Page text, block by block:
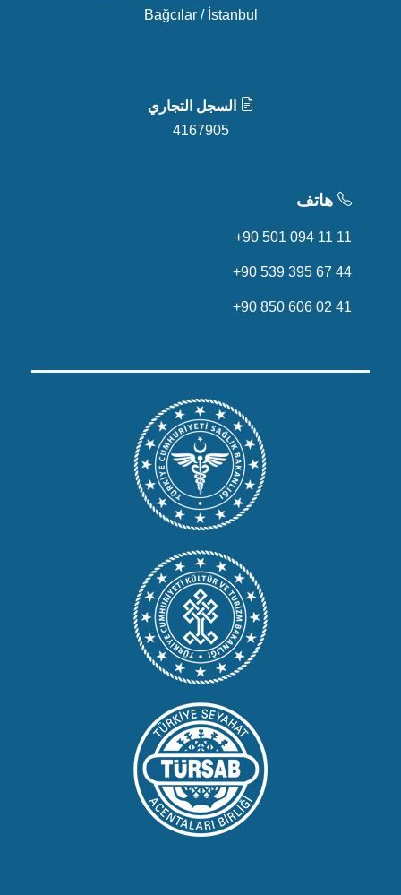
Bağcılar / İstanbul
السجل التجاري
4167905
هاتف
+90 501 094 11 11
+90 539 395 67 44
+90 850 606 02 41